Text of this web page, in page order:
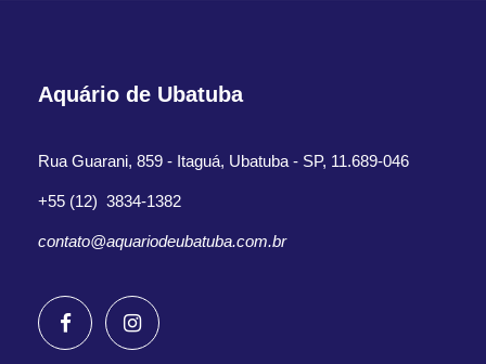
Aquário de Ubatuba
Rua Guarani, 859 - Itaguá, Ubatuba - SP, 11.689-046
+55 (12) 3834-1382
contato@aquariodeubatuba.com.br